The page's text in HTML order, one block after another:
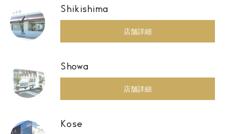
Shikishima
店舗詳細
Showa
店舗詳細
Kose